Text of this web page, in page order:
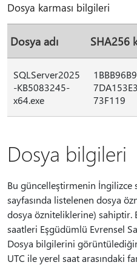
Dosya karması bilgileri
Dosya adı SHA256
SQLServer2025
-KB5083245-
x64.exe
73F119
Dosya bilgileri
Bu güncelleştirmenin İngilizce
sayfasında listelenen dosya
dosya özniteliklerine) sahiptir.
saatleri Eşgüdümlü Evrensel
Dosya bilgilerini
UTC ile yerel saat arasındaki